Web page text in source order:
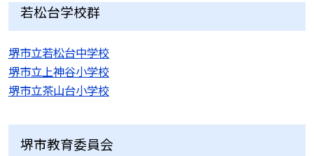
若松台学校群
堺市立若松台中学校
堺市立上神谷小学校
堺市立茶山台小学校
堺市教育委員会